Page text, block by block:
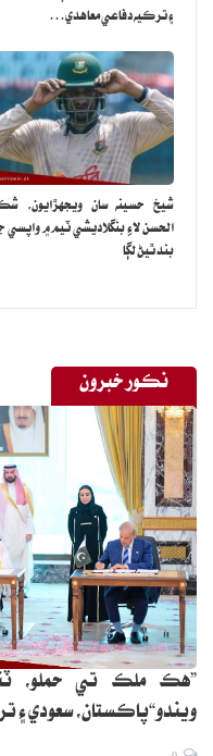
مرڪ جان معاملي تي پوليس
مرڪ جان معاملي تي الزام
۽ ترڪيه دفاعي معاهدي…
شيخ حسينه سان ويجهڙايون،
الحسن لاءِ بنگلاديشي ٽيم ۾ واپسي
بند ٿيڻ لڳا
نڪور خبرون
”هڪ ملڪ تي حملو،
ويندو“پاڪستان، سعودي